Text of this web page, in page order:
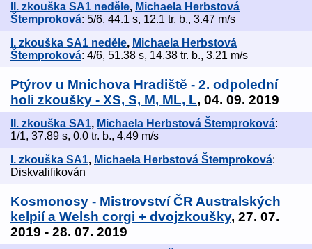
II. zkouška SA1 neděle, Michaela Herbstová
Štemproková: 5/6, 44.1 s, 12.1 tr. b., 3.47 m/s
I. zkouška SA1 neděle, Michaela Herbstová
Štemproková: 4/6, 51.38 s, 14.38 tr. b., 3.21 m/s
Ptýrov u Mnichova Hradiště - 2. odpolední
holi zkoušky - XS, S, M, ML, L, 04. 09. 2019
II. zkouška SA1, Michaela Herbstová Štemproková:
1/1, 37.89 s, 0.0 tr. b., 4.49 m/s
I. zkouška SA1, Michaela Herbstová Štemproková:
Diskvalifikován
Kosmonosy - Mistrovství ČR Australských
kelpií a Welsh corgi + dvojzkoušky, 27. 07.
2019 - 28. 07. 2019